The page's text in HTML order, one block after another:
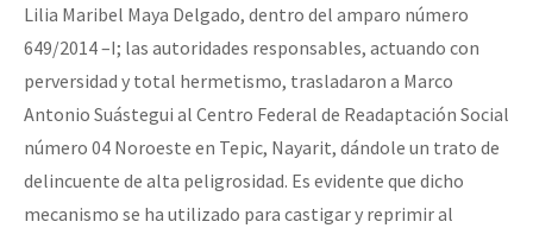
Lilia Maribel Maya Delgado, dentro del amparo número
649/2014 –I; las autoridades responsables, actuando con
perversidad y total hermetismo, trasladaron a Marco
Antonio Suástegui al Centro Federal de Readaptación Social
número 04 Noroeste en Tepic, Nayarit, dándole un trato de
delincuente de alta peligrosidad. Es evidente que dicho
mecanismo se ha utilizado para castigar y reprimir al